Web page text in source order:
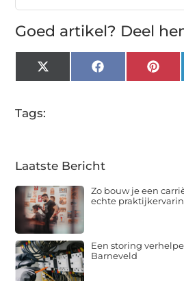
Goed artikel? Deel
X
(Twitter)
Facebook
Tags:
Laatste Bericht
Zo bouw je een
echte
Een storing
Barneveld